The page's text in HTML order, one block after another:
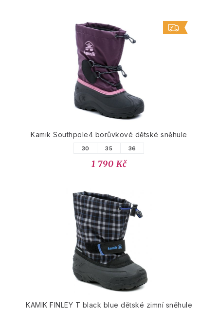
Kamik Southpole4 borůvkové dětské sněhule
30 35 36
1 790 Kč
KAMIK FINLEY T black blue dětské zimní sněhule